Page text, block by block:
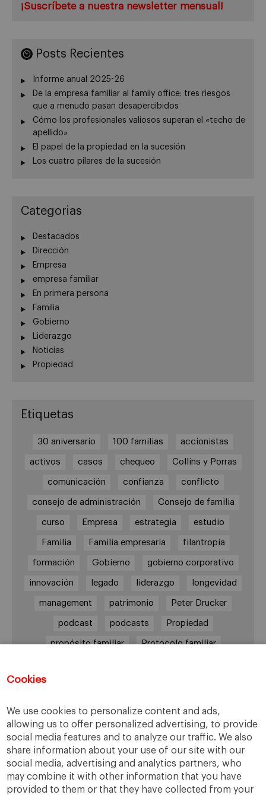
Cookies
We use cookies to personalize content and ads,
allowing us to offer personalized advertising, to provide
social media features and to analyze our traffic. We also
share information about your use of our site with our
social media, advertising and analytics partners, who
may combine it with other information that you have
provided to them or that they have collected from your
¡Suscríbete a nuestra newsletter mensual!
Posts Recientes
Informe anual 2025-26
De la empresa familiar al family office: tres riesgos
que a menudo pasan desapercibidos
Cómo los profesionales valiosos superan el «techo de
apellido»
El papel de la propiedad en la sucesión
Los cuatro pilares de la sucesión
Categorias
Destacados
Dirección
Empresa
empresa familiar
En primera persona
Familia
Gobierno
Liderazgo
Noticias
Propiedad
Etiquetas
30 aniversario 100 familias accionistas
activos casos chequeo Collins y Porras
comunicación confianza conflicto
consejo de administración Consejo de familia
curso Empresa estrategia estudio
Familia Familia empresaria filantropía
formación Gobierno gobierno corporativo
innovación legado liderazgo longevidad
management patrimonio Peter Drucker
podcast podcasts Propiedad
propósito familiar Protocolo familiar
salud
toma de decisiones valores virtudes
Enlaces